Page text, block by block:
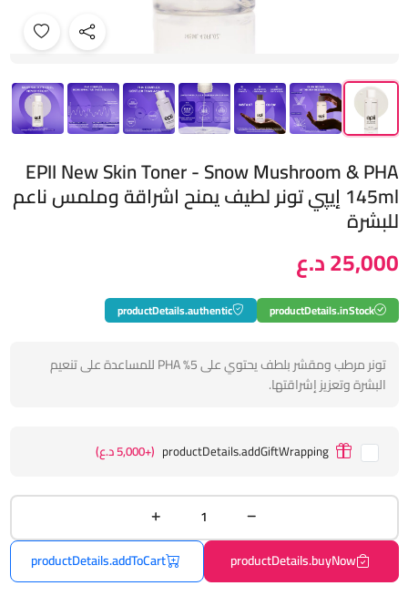
EPII New Skin Toner - Snow Mushroom & PHA
145ml إيپي تونر لطيف يمنح اشراقة وملمس ناعم
للبشرة
25,000 د.ع
productDetails.inStock
productDetails.authentic
تونر مرطب ومقشر بلطف يحتوي على 5% PHA للمساعدة على تنعيم
البشرة وتعزيز إشراقتها.
productDetails.addGiftWrapping (+5,000 د.ع)
productDetails.buyNow
productDetails.addToCart